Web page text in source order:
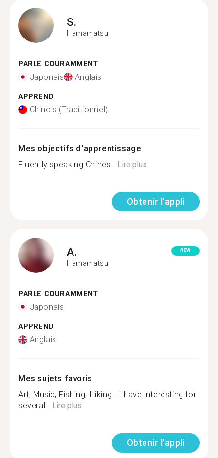
S.
Hamamatsu
PARLE COURAMMENT
Japonais Anglais
APPREND
Chinois (Traditionnel)
Mes objectifs d'apprentissage
Fluently speaking Chines...Lire plus
Obtenir l'appli
A.
Hamamatsu
NEW
PARLE COURAMMENT
Japonais
APPREND
Anglais
Mes sujets favoris
Art, Music, Fishing, Hiking...I have interesting for
several...Lire plus
Obtenir l'appli